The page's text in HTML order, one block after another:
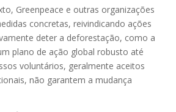
Greenpeace e outras organizações
concretas, reivindicando ações
deter a deforestação, como a
plano de ação global robusto até
voluntários, geralmente aceitos
não garantem a mudança